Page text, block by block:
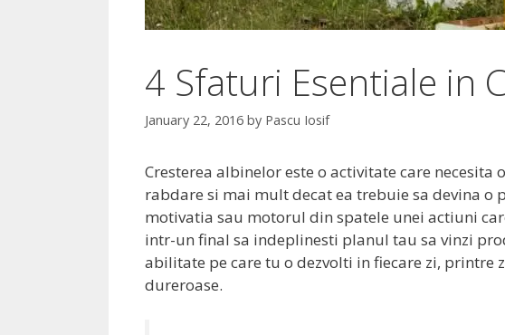
4 Sfaturi Esentiale in
January 22, 2016 by Pascu Iosif
Cresterea albinelor este o activitate care
rabdare si mai mult decat ea trebuie sa devina o
motivatia sau motorul din spatele unei actiuni
intr-un final sa indeplinesti planul tau sa vinzi
abilitate pe care tu o dezvolti in fiecare zi, printre
dureroase.